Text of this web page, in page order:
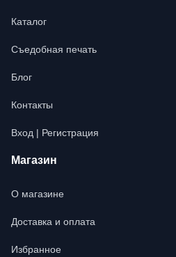
Каталог
Съедобная печать
Блог
Контакты
Вход | Регистрация
Магазин
О магазине
Доставка и оплата
Избранное